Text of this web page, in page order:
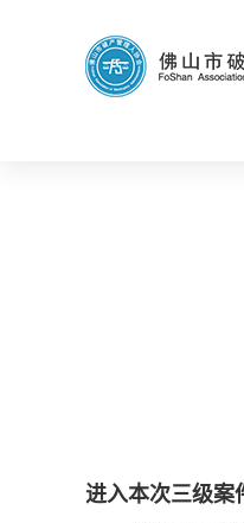
进入本次三级案